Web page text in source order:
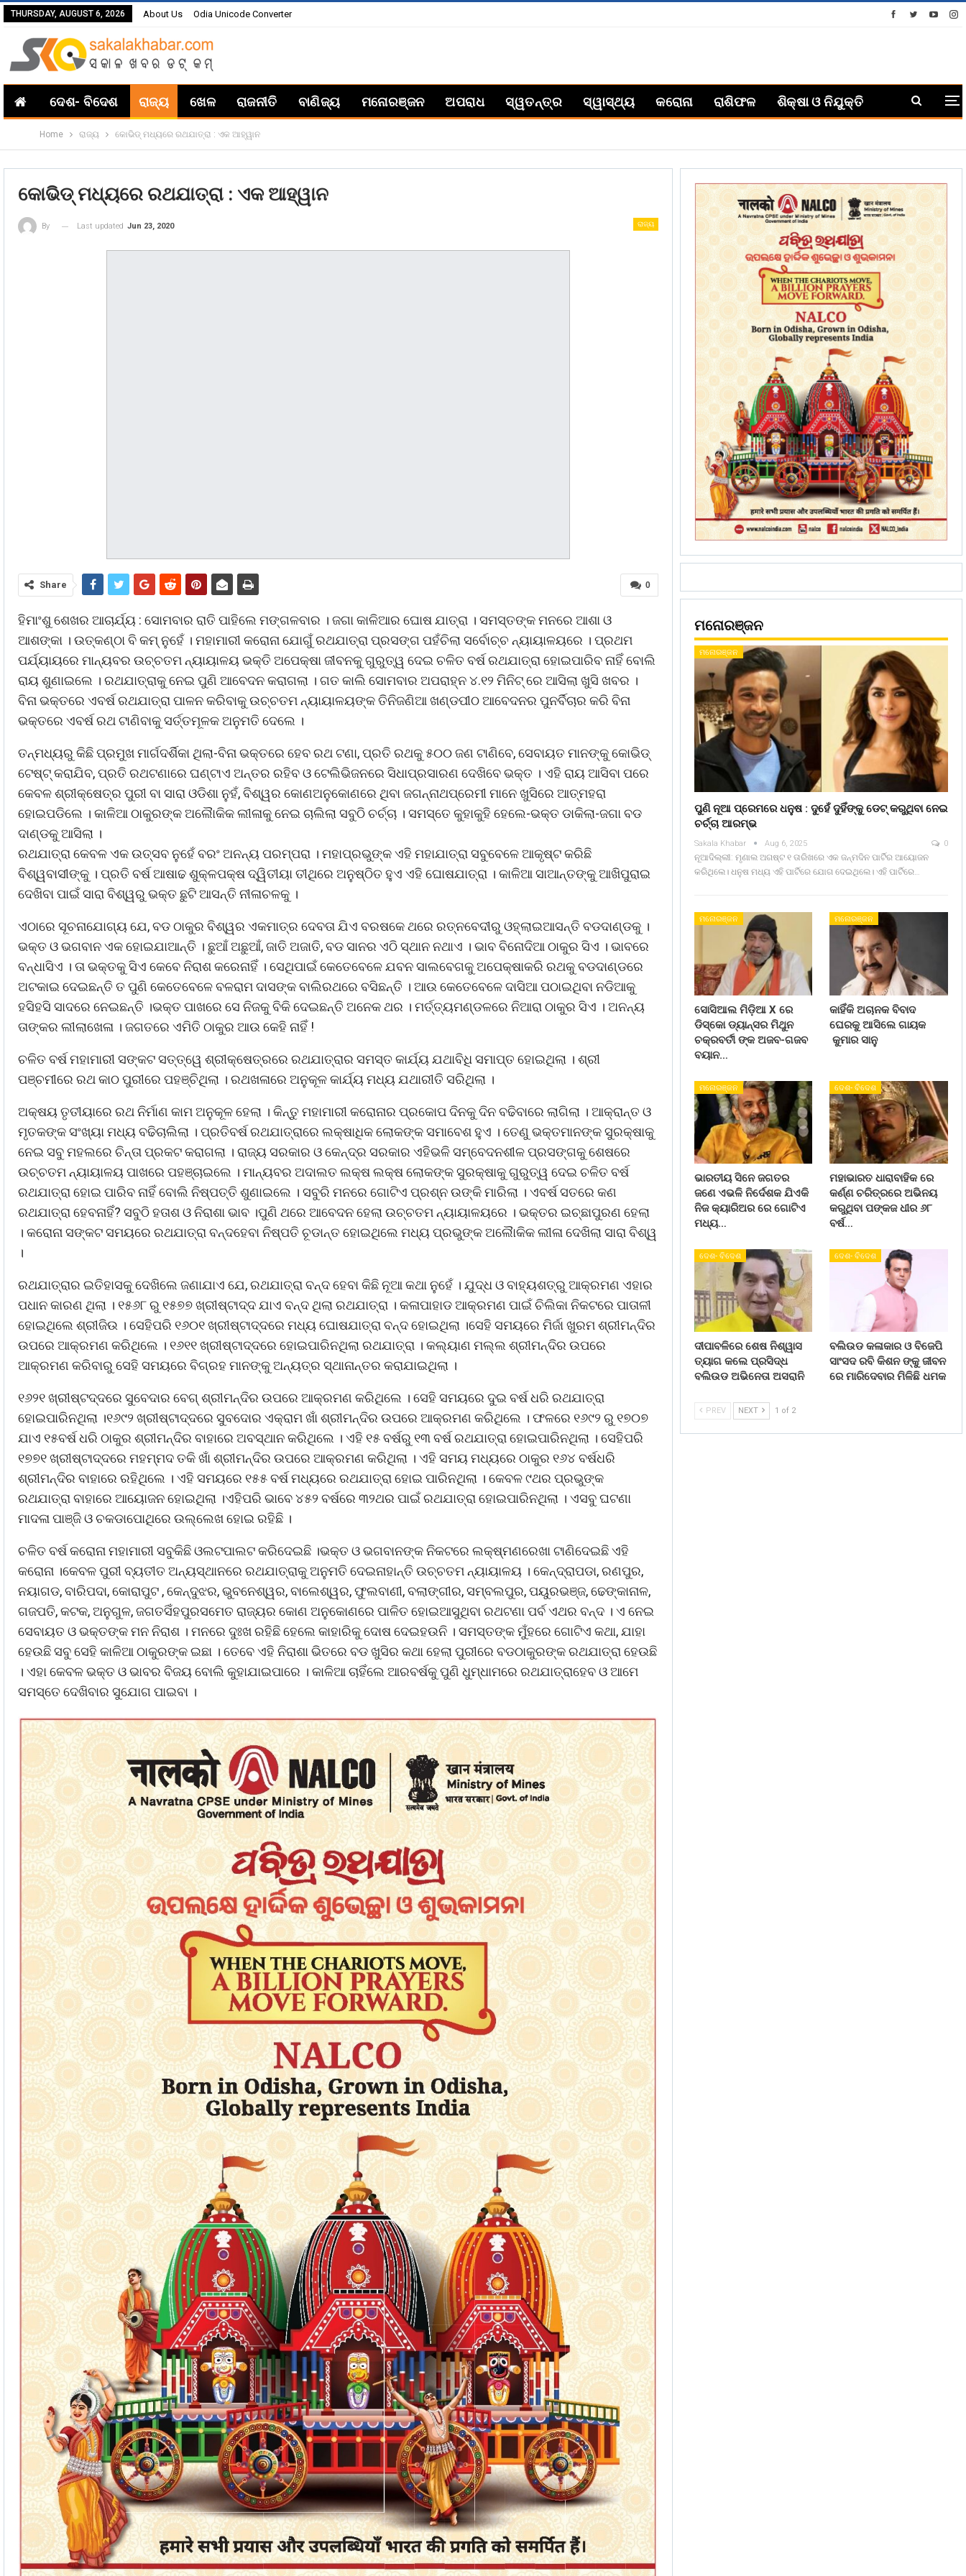
THURSDAY, AUGUST 6, 2026 About Us Odia Unicode Converter
ଦେଶ- ବିଦେଶ ରାଜ୍ୟ ଖେଳ ରାଜନୀତି ବାଣିଜ୍ୟ ମନୋରଞ୍ଜନ ଅପରାଧ ସ୍ୱତନ୍ତ୍ର ସ୍ୱାସ୍ଥ୍ୟ କରୋନା ରାଶିଫଳ ଶିକ୍ଷା ଓ ନିଯୁକ୍ତି
Home ରାଜ୍ୟ କୋଭିଡ୍ ମଧ୍ୟରେ ରଥଯାତ୍ରା : ଏକ ଆହ୍ୱାନ
କୋଭିଡ୍ ମଧ୍ୟରେ ରଥଯାତ୍ରା : ଏକ ଆହ୍ୱାନ
ରାଜ୍ୟ
By Last updated Jun 23, 2020
0
Share
ହିମାଂଶୁ ଶେଖର ଆଚାର୍ଯ୍ୟ : ସୋମବାର ରାତି ପାହିଲେ ମଙ୍ଗଳବାର । ଜଗା କାଳିଆର ଘୋଷ ଯାତ୍ରା । ସମସ୍ତଙ୍କ ମନରେ ଆଶା ଓ
ଆଶଙ୍କା । ଉତ୍କଣ୍ଠା ବି କମ୍ ନୁହେଁ । ମହାମାରୀ କରୋନା ଯୋଗୁଁ ରଥଯାତ୍ରା ପ୍ରସଙ୍ଗ ପହଁଚିଲା ସର୍ବୋଚ୍ଚ ନ୍ୟାୟାଳୟରେ । ପ୍ରଥମ
ପର୍ଯ୍ୟାୟରେ ମାନ୍ୟବର ଉଚ୍ଚତମ ନ୍ୟାୟାଳୟ ଭକ୍ତି ଅପେକ୍ଷା ଜୀବନକୁ ଗୁରୁତ୍ୱ ଦେଇ ଚଳିତ ବର୍ଷ ରଥଯାତ୍ରା ହୋଇପାରିବ ନାହିଁ ବୋଲି
ରାୟ ଶୁଣାଇଲେ । ରଥଯାତ୍ରାକୁ ନେଇ ପୁଣି ଆବେଦନ କରାଗଲା । ଗତ କାଲି ସୋମବାର ଅପରାହ୍ନ ୪.୧୨ ମିନିଟ୍ ରେ ଆସିଲା ଖୁସି ଖବର ।
ବିନା ଭକ୍ତରେ ଏବର୍ଷ ରଥଯାତ୍ରା ପାଳନ କରିବାକୁ ଉଚ୍ଚତମ ନ୍ୟାୟାଳୟଙ୍କ ତିନିଜଣିଆ ଖଣ୍ଡପୀଠ ଆବେଦନର ପୁନର୍ବିଚାର କରି ବିନା
ଭକ୍ତରେ ଏବର୍ଷ ରଥ ଟାଣିବାକୁ ସର୍ତ୍ତମୂଳକ ଅନୁମତି ଦେଲେ ।
ତନ୍ମଧ୍ୟରୁ କିଛି ପ୍ରମୁଖ ମାର୍ଗଦର୍ଶିକା ଥିଲା-ବିନା ଭକ୍ତରେ ହେବ ରଥ ଟଣା, ପ୍ରତି ରଥକୁ ୫୦୦ ଜଣ ଟାଣିବେ, ସେବାୟତ ମାନଙ୍କୁ କୋଭିଡ୍
ଟେଷ୍ଟ୍ କରାଯିବ, ପ୍ରତି ରଥଟଣାରେ ଘଣ୍ଟାଏ ଅନ୍ତର ରହିବ ଓ ଟେଲିଭିଜନରେ ସିଧାପ୍ରସାରଣ ଦେଖିବେ ଭକ୍ତ । ଏହି ରାୟ ଆସିବା ପରେ
କେବଳ ଶ୍ରୀକ୍ଷେତ୍ର ପୁରୀ ବା ସାରା ଓଡିଶା ନୁହଁ, ବିଶ୍ୱର କୋଣଅନୁକୋଣରେ ଥିବା ଜଗନ୍ନାଥପ୍ରେମୀ ମାନେ ଖୁସିରେ ଆତ୍ମହରା
ହୋଇପଡିଲେ । କାଳିଆ ଠାକୁରଙ୍କ ଅଲୈାକିକ ଲୀଳାକୁ ନେଇ ଚାଲିଲା ସବୁଠି ଚର୍ଚ୍ଚା । ସମସ୍ତେ କୁହାକୁହି ହେଲେ-ଭକ୍ତ ଡାକିଲା-ଜଗା ବଡ
ଦାଣ୍ଡକୁ ଆସିଲା ।
ରଥଯାତ୍ରା କେବଳ ଏକ ଉତ୍ସବ ନୁହେଁ ବରଂ ଅନନ୍ୟ ପରମ୍ପରା । ମହାପ୍ରଭୁଙ୍କ ଏହି ମହାଯାତ୍ରା ସବୁବେଳେ ଆକୃଷ୍ଟ କରିଛି
ବିଶ୍ୱବାସୀଙ୍କୁ । ପ୍ରତି ବର୍ଷ ଆଷାଢ ଶୁକ୍ଳପକ୍ଷ ଦ୍ୱିତୀୟା ତୀଥିରେ ଅନୁଷ୍ଠିତ ହୁଏ ଏହି ଘୋଷଯାତ୍ରା । କାଳିଆ ସାଆନ୍ତଙ୍କୁ ଆଖିପୁରାଇ
ଦେଖିବା ପାଇଁ ସାରା ବିଶ୍ୱରୁ ଭକ୍ତ ଛୁଟି ଆସନ୍ତି ନୀଳାଚଳକୁ ।
ଏଠାରେ ସୂଚନାଯୋଗ୍ୟ ଯେ, ବଡ ଠାକୁର ବିଶ୍ୱର ଏକମାତ୍ର ଦେବତା ଯିଏ ବରଷକେ ଥରେ ରତ୍ନବେଦୀରୁ ଓହ୍ଲାଇଆସନ୍ତି ବଡଦାଣ୍ଡକୁ ।
ଭକ୍ତ ଓ ଭଗବାନ ଏକ ହୋଇଯାଆନ୍ତି । ଛୁଆଁ ଅଛୁଆଁ, ଜାତି ଅଜାତି, ବଡ ସାନର ଏଠି ସ୍ଥାନ ନଥାଏ । ଭାବ ବିନୋଦିଆ ଠାକୁର ସିଏ । ଭାବରେ
ବନ୍ଧାସିଏ । ତା ଭକ୍ତକୁ ସିଏ କେବେ ନିରାଶ କରେନାହିଁ । ସେଥିପାଇଁ କେତେବେଳେ ଯବନ ସାଲବେଗକୁ ଅପେକ୍ଷାକରି ରଥକୁ ବଡଦାଣ୍ଡରେ
ଅଟକାଇ ଦେଇଛନ୍ତି ତ ପୁଣି କେତେବେଳେ ବଳରାମ ଦାସଙ୍କ ବାଲିରଥରେ ବସିଛନ୍ତି । ଆଉ କେତେବେଳେ ଦାସିଆ ପଠାଇଥିବା ନଡିଆକୁ
ହସିହସି ସାଦରେ ନେଇଛନ୍ତି ।ଭକ୍ତ ପାଖରେ ସେ ନିଜକୁ ବିକି ଦେଇଛନ୍ତି ଅନେକ ଥର । ମର୍ତ୍ତ୍ୟମଣ୍ଡଳରେ ନିଆରା ଠାକୁର ସିଏ । ଅନନ୍ୟ
ତାଙ୍କର ଲୀଲାଖେଳା । ଜଗତରେ ଏମିତି ଠାକୁର ଆଉ କେହି ନାହିଁ !
ଚଳିତ ବର୍ଷ ମହାମାରୀ ସଙ୍କଟ ସତ୍ତ୍ୱେ ଶ୍ରୀକ୍ଷେତ୍ରରେ ରଥଯାତ୍ରାର ସମସ୍ତ କାର୍ଯ୍ୟ ଯଥାବିଧି ସମାପ୍ତ ହୋଇଥିଲା । ଶ୍ରୀ
ପଞ୍ଚମୀରେ ରଥ କାଠ ପୁରୀରେ ପହଞ୍ଚିଥିଲା । ରଥଖଳାରେ ଅନୁକୂଳ କାର୍ଯ୍ୟ ମଧ୍ୟ ଯଥାରୀତି ସରିଥିଲା ।
ଅକ୍ଷୟ ତୃତୀୟାରେ ରଥ ନିର୍ମାଣ କାମ ଅନୁକୂଳ ହେଲା । କିନ୍ତୁ ମହାମାରୀ କରୋନାର ପ୍ରକୋପ ଦିନକୁ ଦିନ ବଢିବାରେ ଲାଗିଲା । ଆକ୍ରାନ୍ତ ଓ
ମୃତକଙ୍କ ସଂଖ୍ୟା ମଧ୍ୟ ବଢିଚାଲିଲା । ପ୍ରତିବର୍ଷ ରଥଯାତ୍ରାରେ ଲକ୍ଷାଧିକ ଲୋକଙ୍କ ସମାବେଶ ହୁଏ । ତେଣୁ ଭକ୍ତମାନଙ୍କ ସୁରକ୍ଷାକୁ
ନେଇ ସବୁ ମହଲରେ ଚିନ୍ତା ପ୍ରକଟ କରାଗଲା । ରାଜ୍ୟ ସରକାର ଓ କେନ୍ଦ୍ର ସରକାର ଏହିଭଳି ସମ୍ବେଦନଶୀଳ ପ୍ରସଙ୍ଗକୁ ଶେଷରେ
ଉଚ୍ଚତମ ନ୍ୟାୟାଳୟ ପାଖରେ ପହଞ୍ଚାଇଲେ । ମାନ୍ୟବର ଅଦାଲତ ଲକ୍ଷ ଲକ୍ଷ ଲୋକଙ୍କ ସୁରକ୍ଷାକୁ ଗୁରୁତ୍ୱ ଦେଇ ଚଳିତ ବର୍ଷ
ରଥଯାତ୍ରା ହୋଇ ପାରିବ ନାହିଁ ବୋଲି ନିଷ୍ପତ୍ତି ଶୁଣାଇଲେ । ସବୁରି ମନରେ ଗୋଟିଏ ପ୍ରଶ୍ନ ଉଙ୍କି ମାରିଲା । ଏବର୍ଷ ସତରେ କଣ
ରଥଯାତ୍ରା ହେବନାହିଁ? ସବୁଠି ହତାଶ ଓ ନିରାଶା ଭାବ ।ପୁଣି ଥରେ ଆବେଦନ ହେଲା ଉଚ୍ଚତମ ନ୍ୟାୟାଳୟରେ । ଭକ୍ତର ଇଚ୍ଛାପୁରଣ ହେଲା
। କରୋନା ସଙ୍କଟ ସମୟରେ ରଥଯାତ୍ରା ବନ୍ଦହେବା ନିଷ୍ପତି ଚୂଡାନ୍ତ ହୋଇଥିଲେ ମଧ୍ୟ ପ୍ରଭୁଙ୍କ ଅଲୈାକିକ ଲୀଳା ଦେଖିଲା ସାରା ବିଶ୍ୱ
।
ରଥଯାତ୍ରାର ଇତିହାସକୁ ଦେଖିଲେ ଜଣାଯାଏ ଯେ, ରଥଯାତ୍ରା ବନ୍ଦ ହେବା କିଛି ନୂଆ କଥା ନୁହେଁ । ଯୁଦ୍ଧ ଓ ବାହ୍ୟଶତ୍ରୁ ଆକ୍ରମଣ ଏହାର
ପଧାନ କାରଣ ଥିଲା । ୧୫୬୮ ରୁ ୧୫୭୭ ଖ୍ରୀଷ୍ଟାଦ୍ଦ ଯାଏ ବନ୍ଦ ଥିଲା ରଥଯାତ୍ରା । କଳାପାହାଡ ଆକ୍ରମଣ ପାଇଁ ଚିଲିକା ନିକଟରେ ପାତାଳୀ
ହୋଇଥିଲେ ଶ୍ରୀଜିଉ । ସେହିପରି ୧୬୦୧ ଖ୍ରୀଷ୍ଟାଦ୍ଦରେ ମଧ୍ୟ ଘୋଷଯାତ୍ରା ବନ୍ଦ ହୋଇଥିଲା ।ସେହି ସମୟରେ ମିର୍ଜା ଖୁରମ ଶ୍ରୀମନ୍ଦିର
ଉପରେ ଆକ୍ରମଣ କରିଥିଲେ । ୧୬୧୧ ଖ୍ରୀଷ୍ଟାଦ୍ଦରେ ହୋଇପାରିନଥିଲା ରଥଯାତ୍ରା । କଲ୍ୟାଣ ମଲ୍ଲ ଶ୍ରୀମନ୍ଦିର ଉପରେ
ଆକ୍ରମଣ କରିବାରୁ ସେହି ସମୟରେ ବିଗ୍ରହ ମାନଙ୍କୁ ଅନ୍ୟତ୍ର ସ୍ଥାନାନ୍ତର କରାଯାଇଥିଲା ।
୧୬୨୧ ଖ୍ରୀଷ୍ଟଦ୍ଦରେ ସୁବେଦାର ବେଗ୍ ଶ୍ରୀମନ୍ଦିର ଉପରେ ଆକ୍ରମଣ କରିଥିଲେ । ସେହି ସମୟରେ ଦୁଇ ବର୍ଷ ଧରି ରଥଯାତ୍ରା
ହୋଇପାରିନଥିଲା ।୧୬୯୨ ଖ୍ରୀଷ୍ଟାଦ୍ଦରେ ସୁବଦୋର ଏକ୍ରାମ ଖାଁ ଶ୍ରୀମନ୍ଦିର ଉପରେ ଆକ୍ରମଣ କରିଥିଲେ । ଫଳରେ ୧୬୯୨ ରୁ ୧୭୦୭
ଯାଏ ୧୫ବର୍ଷ ଧରି ଠାକୁର ଶ୍ରୀମନ୍ଦିର ବାହାରେ ଅବସ୍ଥାନ କରିଥିଲେ । ଏହି ୧୫ ବର୍ଷରୁ ୧୩ ବର୍ଷ ରଥଯାତ୍ରା ହୋଇପାରିନଥିଲା । ସେହିପରି
୧୭୭୧ ଖ୍ରୀଷ୍ଟାଦ୍ଦରେ ମହମ୍ମଦ ତକି ଖାଁ ଶ୍ରୀମନ୍ଦିର ଉପରେ ଆକ୍ରମଣ କରିଥିଲା । ଏହି ସମୟ ମଧ୍ୟରେ ଠାକୁର ୧୬୪ ବର୍ଷଧରି
ଶ୍ରୀମନ୍ଦିର ବାହାରେ ରହିଥିଲେ । ଏହି ସମୟରେ ୧୫୫ ବର୍ଷ ମଧ୍ୟରେ ରଥଯାତ୍ରା ହୋଇ ପାରିନଥିଲା । କେବଳ ୯ଥର ପ୍ରଭୁଙ୍କ
ରଥଯାତ୍ରା ବାହାରେ ଆୟୋଜନ ହୋଇଥିଲା ।ଏହିପରି ଭାବେ ୪୫୨ ବର୍ଷରେ ୩୨ଥର ପାଇଁ ରଥଯାତ୍ରା ହୋଇପାରିନଥିଲା । ଏସବୁ ଘଟଣା
ମାଦଳା ପାଞ୍ଜି ଓ ଚକଡାପୋଥିରେ ଉଲ୍ଲେଖ ହୋଇ ରହିଛି ।
ଚଳିତ ବର୍ଷ କରୋନା ମହାମାରୀ ସବୁକିଛି ଓଲଟପାଲଟ କରିଦେଇଛି ।ଭକ୍ତ ଓ ଭଗବାନଙ୍କ ନିକଟରେ ଲକ୍ଷ୍ମଣରେଖା ଟାଣିଦେଇଛି ଏହି
କରୋନା ।କେବଳ ପୁରୀ ବ୍ୟତୀତ ଅନ୍ୟସ୍ଥାନରେ ରଥଯାତ୍ରାକୁ ଅନୁମତି ଦେଇନାହାନ୍ତି ଉଚ୍ଚତମ ନ୍ୟାୟାଳୟ । କେନ୍ଦ୍ରାପଡା, ରଣପୁର,
ନୟାଗଡ, ବାରିପଦା, କୋରାପୁଟ , କେନ୍ଦୁଝର, ଭୁବନେଶ୍ୱର, ବାଲେଶ୍ୱର, ଫୁଲବାଣୀ, ବଲାଙ୍ଗୀର, ସମ୍ବଲପୁର, ପୟୁରଭଞ୍ଜ, ଢେଙ୍କାନାଳ,
ଗଜପତି, କଟକ, ଅନୁଗୁଳ, ଜଗତସିଁହପୁରସମେତ ରାଜ୍ୟର କୋଣ ଅନୁକୋଣରେ ପାଳିତ ହୋଇଆସୁଥିବା ରଥଟଣା ପର୍ବ ଏଥର ବନ୍ଦ । ଏ ନେଇ
ସେବାୟତ ଓ ଭକ୍ତଙ୍କ ମନ ନିରାଶ । ମନରେ ଦୁଃଖ ରହିଛି ହେଲେ କାହାରିକୁ ଦୋଷ ଦେଇହଉନି । ସମସ୍ତଙ୍କ ମୁଁହରେ ଗୋଟିଏ କଥା, ଯାହା
ହେଉଛି ସବୁ ସେହି କାଳିଆ ଠାକୁରଙ୍କ ଇଛା । ତେବେ ଏହି ନିରାଶା ଭିତରେ ବଡ ଖୁସିର କଥା ହେଲା ପୁରୀରେ ବଡଠାକୁରଙ୍କ ରଥଯାତ୍ରା ହେଉଛି
। ଏହା କେବଳ ଭକ୍ତ ଓ ଭାବର ବିଜୟ ବୋଲି କୁହାଯାଇପାରେ । କାଳିଆ ଚାହିଁଲେ ଆରବର୍ଷକୁ ପୁଣି ଧୁମ୍ଧାମରେ ରଥଯାତ୍ରାହେବ ଓ ଆମେ
ସମସ୍ତେ ଦେଖିବାର ସୁଯୋଗ ପାଇବା ।
ମନୋରଞ୍ଜନ
ମନୋରଞ୍ଜନ
ପୁଣି ନୂଆ ପ୍ରେମରେ ଧନୁଷ : ଦୁହେଁ ଦୁହିଁଙ୍କୁ ଡେଟ୍ କରୁଥିବା ନେଇ
ଚର୍ଚ୍ଚା ଆରମ୍ଭ
Sakala Khabar Aug 6, 2025 0
ନୂଆଦିଲ୍ଲୀ: ମୃଣାଲ ଅଗଷ୍ଟ ୧ ତାରିଖରେ ଏକ ଜନ୍ମଦିନ ପାର୍ଟିର ଆୟୋଜନ
କରିଥିଲେ। ଧନୁଷ ମଧ୍ୟ ଏହି ପାର୍ଟିରେ ଯୋଗ ଦେଇଥିଲେ। ଏହି ପାର୍ଟିରେ…
ମନୋରଞ୍ଜନ
ସୋସିଆଲ ମିଡ଼ିଆ X ରେ
ଡିସ୍କୋ ଡ୍ୟାନ୍ସର ମିଥୁନ
ଚକ୍ରବର୍ତୀ ଙ୍କ ଅଜବ-ଗଜବ
ବୟାନ…
ମନୋରଞ୍ଜନ
କାହିଁକି ଅଚାନକ ବିବାଦ
ଘେରକୁ ଆସିଲେ ଗାୟକ
କୁମାର ସାନୁ
ମନୋରଞ୍ଜନ
ଭାରତୀୟ ସିନେ ଜଗତର
ଜଣେ ଏଭଳି ନିର୍ଦେଶକ ଯିଏକି
ନିଜ କ୍ୟାରିଅର ରେ ଗୋଟିଏ
ମଧ୍ୟ…
ଦେଶ- ବିଦେଶ
ମହାଭାରତ ଧାରାବାହିକ ରେ
କର୍ଣ୍ଣ ଚରିତ୍ରରେ ଅଭିନୟ
କରୁଥିବା ପଙ୍କଜ ଧୀର ୬୮
ବର୍ଷ…
ଦେଶ- ବିଦେଶ
ଦୀପାବଳିରେ ଶେଷ ନିଶ୍ୱାସ
ତ୍ୟାଗ କଲେ ପ୍ରସିଦ୍ଧ
ବଲିଉଡ ଅଭିନେତା ଅସରାନି
ଦେଶ- ବିଦେଶ
ବଲିଉଡ କଳାକାର ଓ ବିଜେପି
ସାଂସଦ ରବି କିଶନ ଙ୍କୁ ଜୀବନ
ରେ ମାରିଦେବାର ମିଳିଛି ଧମକ
PREV NEXT 1 of 2